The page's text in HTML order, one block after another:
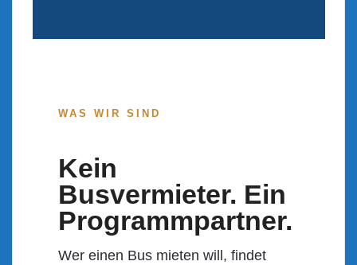
WAS WIR SIND
Kein
Busvermieter. Ein
Programmpartner.
Wer einen Bus mieten will, findet